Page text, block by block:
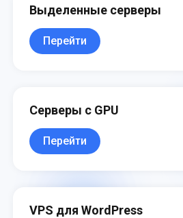
Выделенные серверы
Перейти
Серверы с GPU
Перейти
VPS для WordPress